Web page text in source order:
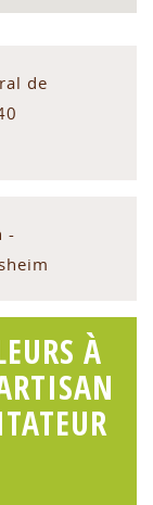
de
-
À